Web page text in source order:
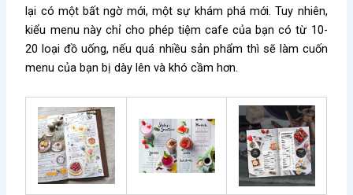
lại có một bất ngờ mới, một sự khám phá mới. Tuy nhiên,
kiểu menu này chỉ cho phép tiệm cafe của bạn có từ 10-
20 loại đồ uống, nếu quá nhiều sản phẩm thì sẽ làm cuốn
menu của bạn bị dày lên và khó cầm hơn.